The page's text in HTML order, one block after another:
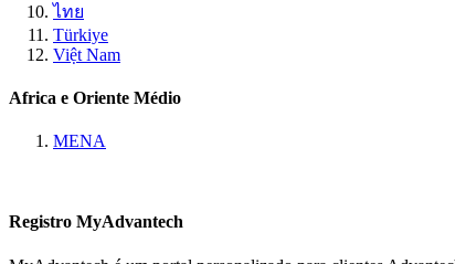
ไทย
Türkiye
Việt Nam
Africa e Oriente Médio
MENA
Registro MyAdvantech